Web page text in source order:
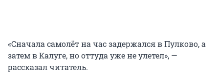
«Сначала самолёт на час задержался в Пулково, а
затем в Калуге, но оттуда уже не улетел», —
рассказал читатель.